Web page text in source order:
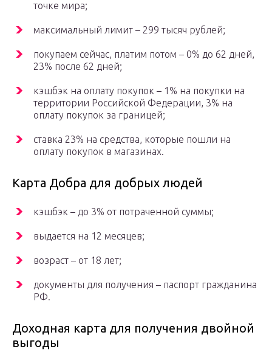
точке мира;
максимальный лимит – 299 тысяч рублей;
покупаем сейчас, платим потом – 0% до 62 дней,
23% после 62 дней;
кэшбэк на оплату покупок – 1% на покупки на
территории Российской Федерации, 3% на
оплату покупок за границей;
ставка 23% на средства, которые пошли на
оплату покупок в магазинах.
Карта Добра для добрых людей
кэшбэк – до 3% от потраченной суммы;
выдается на 12 месяцев;
возраст – от 18 лет;
документы для получения – паспорт гражданина
РФ.
Доходная карта для получения двойной
выгоды